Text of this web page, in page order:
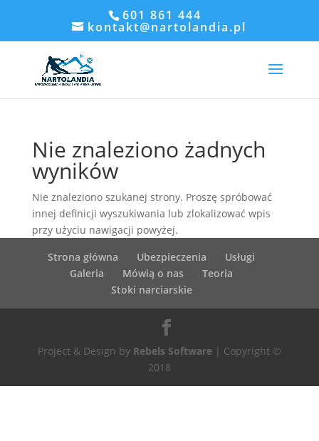
601 861 444
kontakt@nartolandia.pl
Nie znaleziono żadnych
wyników
Nie znaleziono szukanej strony. Proszę spróbować
innej definicji wyszukiwania lub zlokalizować wpis
przy użyciu nawigacji powyżej.
Strona główna
Ubezpieczenia
Usługi
Galeria
Mówią o nas
Teoria
Stoki narciarskie
Project & Design by Rebels Software| Copyright ©
2018